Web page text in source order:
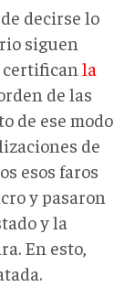
decirse lo
siguen
la
de las
de ese modo
de
esos faros
y pasaron
y la
En esto,